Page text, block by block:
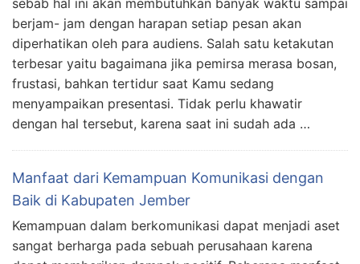
sebab hal ini akan membutuhkan banyak waktu sampai
berjam- jam dengan harapan setiap pesan akan
diperhatikan oleh para audiens. Salah satu ketakutan
terbesar yaitu bagaimana jika pemirsa merasa bosan,
frustasi, bahkan tertidur saat Kamu sedang
menyampaikan presentasi. Tidak perlu khawatir
dengan hal tersebut, karena saat ini sudah ada …
Manfaat dari Kemampuan Komunikasi dengan
Baik di Kabupaten Jember
Kemampuan dalam berkomunikasi dapat menjadi aset
sangat berharga pada sebuah perusahaan karena